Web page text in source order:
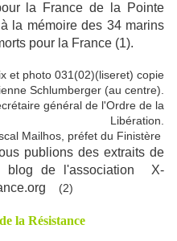
la France de la Pointe
la mémoire des 34 marins
pour la France (1).
Schlumberger (au centre).
général de l'Ordre de la
Libération.
Mailhos, préfet du Finistère
publions des extraits de
blog de l'association X-
(2)
la Résistance